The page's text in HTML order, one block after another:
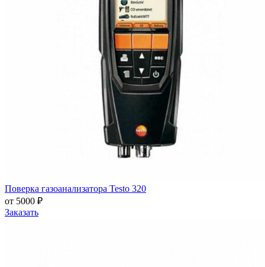
Поверка газоанализатора Testo 320
от 5000 ₽
Заказать